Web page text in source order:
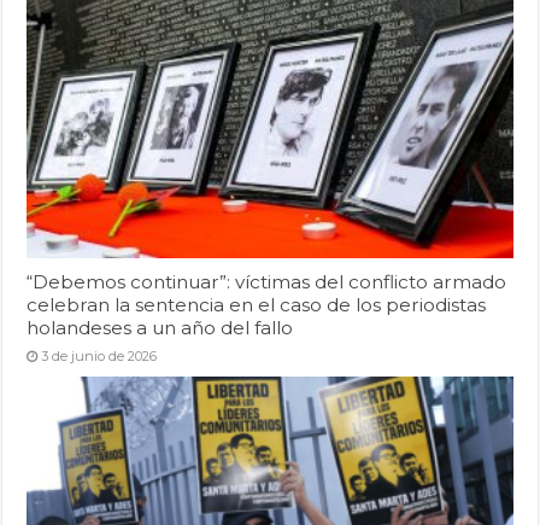
“Debemos continuar”: víctimas del conflicto armado
celebran la sentencia en el caso de los periodistas
holandeses a un año del fallo
3 de junio de 2026